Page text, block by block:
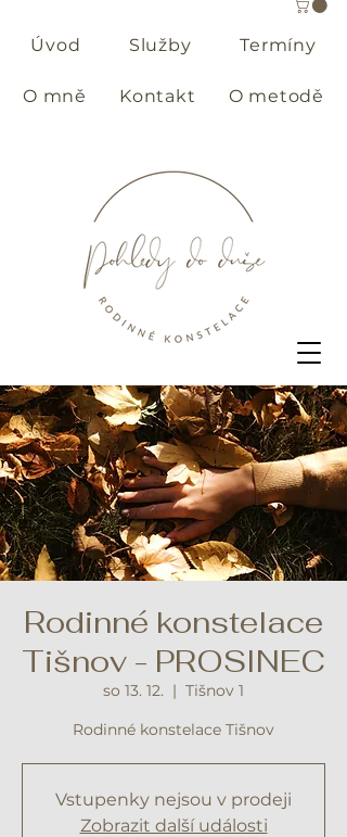
Úvod Služby Termíny
O mně Kontakt O metodě
Rodinné konstelace
Tišnov - PROSINEC
so 13. 12.
  |
Tišnov 1
Rodinné konstelace Tišnov
Vstupenky nejsou v prodeji
Zobrazit další události